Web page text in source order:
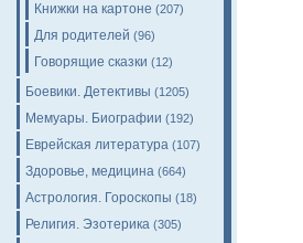
Книжки на картоне (207)
Для родителей (96)
Говорящие сказки (12)
Боевики. Детективы (1205)
Мемуары. Биографии (192)
Еврейская литература (107)
Здоровье, медицина (664)
Астрология. Гороскопы (18)
Религия. Эзотерика (305)